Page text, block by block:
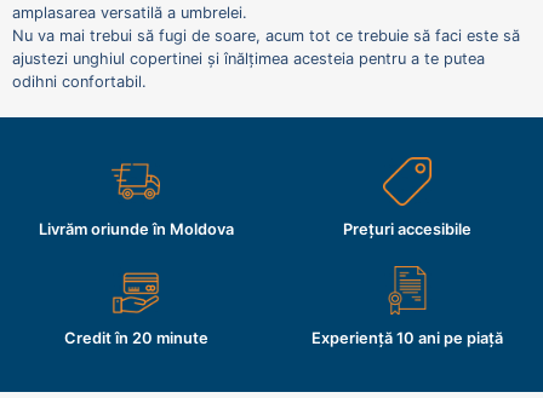
amplasarea versatilă a umbrelei.
Nu va mai trebui să fugi de soare, acum tot ce trebuie să faci este să
ajustezi unghiul copertinei și înălțimea acesteia pentru a te putea
odihni confortabil.
Livrăm oriunde în Moldova Prețuri accesibile
Credit în 20 minute Experiență 10 ani pe piață